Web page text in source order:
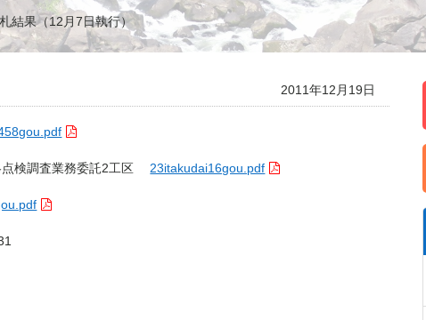
結果（12月7日執行）
2011年12月19日
検調査業務委託2工区 23itakudai16gou.pdf